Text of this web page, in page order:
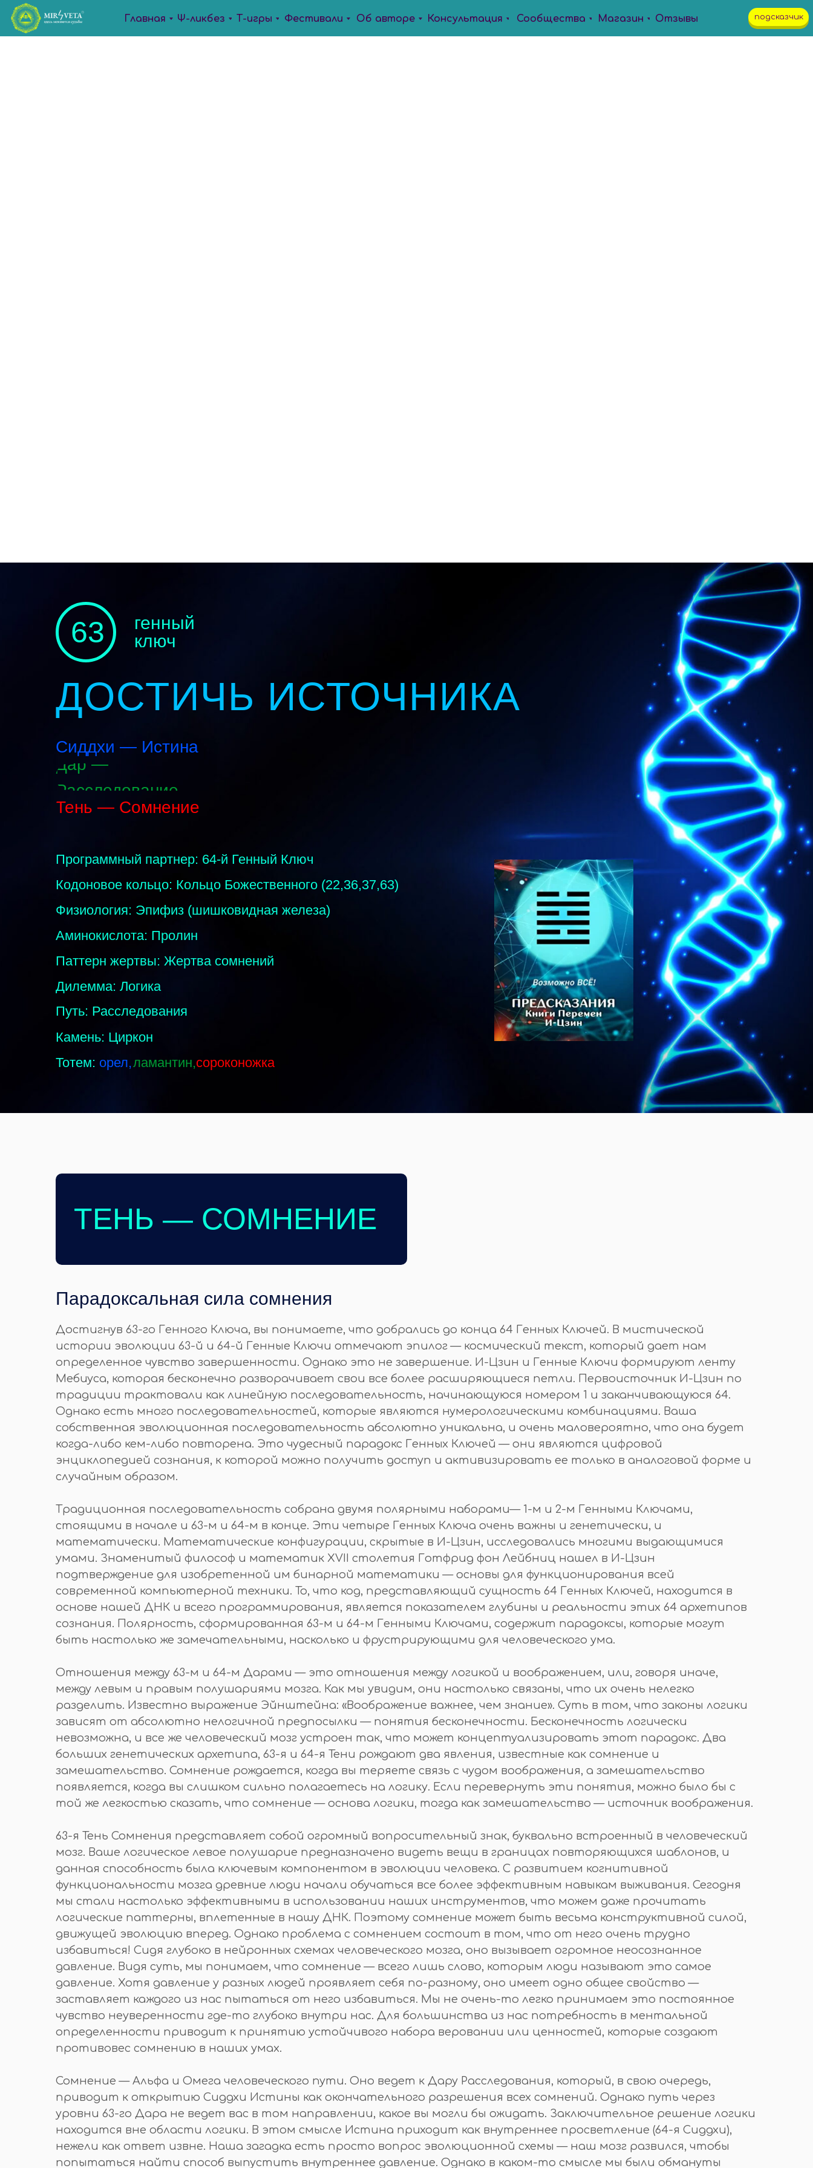
Отзывы
Т-игры Об авторе
Главная Ψ-ликбез Магазин
Консультация Сообщества подсказчик
Фестивали
генный
ключ
63
ДОСТИЧЬ ИСТОЧНИКА
Программный партнер: 64-й Генный Ключ
Кодоновое кольцо: Кольцо Божественного (22,36,37,63)
Физиология: Эпифиз (шишковидная железа)
Аминокислота: Пролин
Паттерн жертвы: Жертва сомнений
Дилемма: Логика
Тотем: орел,ламантин,сороконожка
Сиддхи — Истина
Дар —
Расследование
Тень — Сомнение
Путь: Расследования
Камень: Циркон
ТЕНЬ — СОМНЕНИЕ
Достигнув 63-го Генного Ключа, вы понимаете, что добрались до конца 64 Генных Ключей. В мистической
истории эволюции 63-й и 64-й Генные Ключи отмечают эпилог — космический текст, который дает нам
определенное чувство завершенности. Однако это не завершение. И-Цзин и Генные Ключи формируют ленту
Мебиуса, которая бесконечно разворачивает свои все более расширяющиеся петли. Первоисточник И-Цзин по
традиции трактовали как линейную последовательность, начинающуюся номером 1 и заканчивающуюся 64.
Однако есть много последовательностей, которые являются нумерологическими комбинациями. Ваша
собственная эволюционная последовательность абсолютно уникальна, и очень маловероятно, что она будет
когда-либо кем-либо повторена. Это чудесный парадокс Генных Ключей — они являются цифровой
энциклопедией сознания, к которой можно получить доступ и активизировать ее только в аналоговой форме и
случайным образом.
Традиционная последовательность собрана двумя полярными наборами— 1-м и 2-м Генными Ключами,
стоящими в начале и 63-м и 64-м в конце. Эти четыре Генных Ключа очень важны и генетически, и
математически. Математические конфигурации, скрытые в И-Цзин, исследовались многими выдающимися
умами. Знаменитый философ и математик XVII столетия Готфрид фон Лейбниц нашел в И-Цзин
подтверждение для изобретенной им бинарной математики — основы для функционирования всей
современной компьютерной техники. То, что код, представляющий сущность 64 Генных Ключей, находится в
основе нашей ДНК и всего программирования, является показателем глубины и реальности этих 64 архетипов
сознания. Полярность, сформированная 63-м и 64-м Генными Ключами, содержит парадоксы, которые могут
быть настолько же замечательными, насколько и фрустрирующими для человеческого ума.
Отношения между 63-м и 64-м Дарами — это отношения между логикой и воображением, или, говоря иначе,
между левым и правым полушариями мозга. Как мы увидим, они настолько связаны, что их очень нелегко
разделить. Известно выражение Эйнштейна: «Воображение важнее, чем знание». Суть в том, что законы логики
зависят от абсолютно нелогичной предпосылки — понятия бесконечности. Бесконечность логически
невозможна, и все же человеческий мозг устроен так, что может концептуализировать этот парадокс. Два
больших генетических архетипа, 63-я и 64-я Тени рождают два явления, известные как сомнение и
замешательство. Сомнение рождается, когда вы теряете связь с чудом воображения, а замешательство
появляется, когда вы слишком сильно полагаетесь на логику. Если перевернуть эти понятия, можно было бы с
той же легкостью сказать, что сомнение — основа логики, тогда как замешательство — источник воображения.
63-я Тень Сомнения представляет собой огромный вопросительный знак, буквально встроенный в человеческий
мозг. Ваше логическое левое полушарие предназначено видеть вещи в границах повторяющихся шаблонов, и
данная способность была ключевым компонентом в эволюции человека. С развитием когнитивной
функциональности мозга древние люди начали обучаться все более эффективным навыкам выживания. Сегодня
мы стали настолько эффективными в использовании наших инструментов, что можем даже прочитать
логические паттерны, вплетенные в нашу ДНК. Поэтому сомнение может быть весьма конструктивной силой,
движущей эволюцию вперед. Однако проблема с сомнением состоит в том, что от него очень трудно
избавиться! Сидя глубоко в нейронных схемах человеческого мозга, оно вызывает огромное неосознанное
давление. Видя суть, мы понимаем, что сомнение — всего лишь слово, которым люди называют это самое
давление. Хотя давление у разных людей проявляет себя по-разному, оно имеет одно общее свойство —
заставляет каждого из нас пытаться от него избавиться. Мы не очень-то легко принимаем это постоянное
чувство неуверенности где-то глубоко внутри нас. Для большинства из нас потребность в ментальной
определенности приводит к принятию устойчивого набора веровании или ценностей, которые создают
противовес сомнению в наших умах.
Сомнение — Альфа и Омега человеческого пути. Оно ведет к Дару Расследования, который, в свою очередь,
приводит к открытию Сиддхи Истины как окончательного разрешения всех сомнений. Однако путь через
уровни 63-го Дара не ведет вас в том направлении, какое вы могли бы ожидать. Заключительное решение логики
находится вне области логики. В этом смысле Истина приходит как внутреннее просветление (64-я Сиддхи),
нежели как ответ извне. Наша загадка есть просто вопрос эволюционной схемы — наш мозг развился, чтобы
попытаться найти способ выпустить внутреннее давление. Однако в каком-то смысле мы были обмануты
Парадоксальная сила сомнения